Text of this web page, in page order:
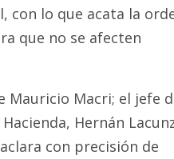
con lo que acata la
que no se afecten
Mauricio Macri; el jefe
Hernán
con precisión de